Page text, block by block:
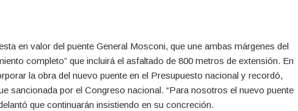
en valor del puente General Mosconi, que une ambas márgenes del
completo” que incluirá el asfaltado de 800 metros de extensión. En
la obra del nuevo puente en el Presupuesto nacional y recordó,
sancionada por el Congreso nacional. “Para nosotros el nuevo puente
que continuarán insistiendo en su concreción.